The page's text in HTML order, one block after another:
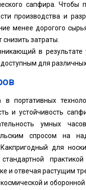
сапфира. Чтобы
производства и
менее дорогого
затраты.
в результате
для
в портативных
и устойчивость
умных часов.
спросом на
пригодный для
и отвечая растущим
и